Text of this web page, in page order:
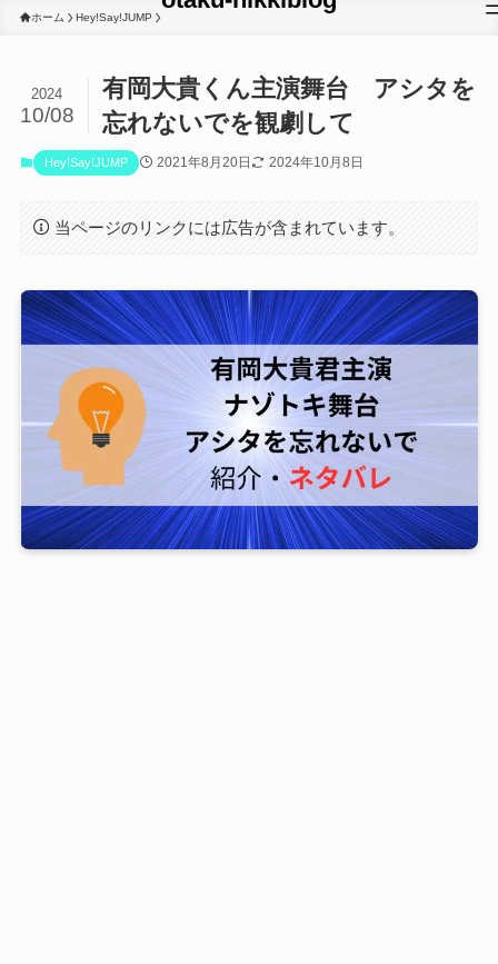
ホーム Hey!Say!JUMP
有岡大貴くん主演舞台 アシタを
忘れないでを観劇して
2024
10/08
Hey!Say!JUMP 2021年8月20日 2024年10月8日
当ページのリンクには広告が含まれています。